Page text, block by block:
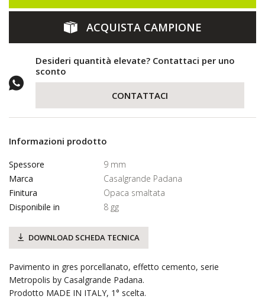
ACQUISTA CAMPIONE
Desideri quantità elevate? Contattaci per uno
sconto
CONTATTACI
Informazioni prodotto
Spessore
9 mm
Marca
Casalgrande Padana
Finitura
Opaca smaltata
Disponibile in
8 gg
DOWNLOAD SCHEDA TECNICA
Pavimento in gres porcellanato, effetto cemento, serie
Metropolis by Casalgrande Padana.
Prodotto MADE IN ITALY, 1° scelta.